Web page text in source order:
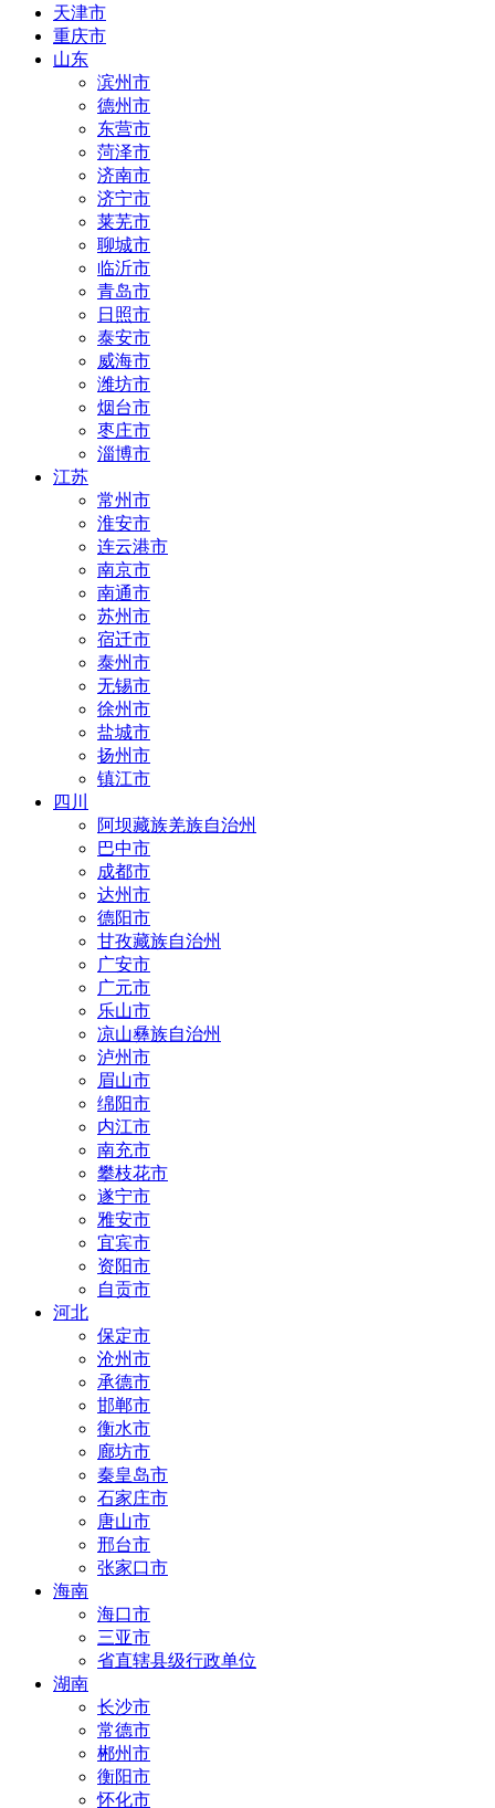
天津市
重庆市
山东
滨州市
德州市
东营市
菏泽市
济南市
济宁市
莱芜市
聊城市
临沂市
青岛市
日照市
泰安市
威海市
潍坊市
烟台市
枣庄市
淄博市
江苏
常州市
淮安市
连云港市
南京市
南通市
苏州市
宿迁市
泰州市
无锡市
徐州市
盐城市
扬州市
镇江市
四川
阿坝藏族羌族自治州
巴中市
成都市
达州市
德阳市
甘孜藏族自治州
广安市
广元市
乐山市
凉山彝族自治州
泸州市
眉山市
绵阳市
内江市
南充市
攀枝花市
遂宁市
雅安市
宜宾市
资阳市
自贡市
河北
保定市
沧州市
承德市
邯郸市
衡水市
廊坊市
秦皇岛市
石家庄市
唐山市
邢台市
张家口市
海南
海口市
三亚市
省直辖县级行政单位
湖南
长沙市
常德市
郴州市
衡阳市
怀化市